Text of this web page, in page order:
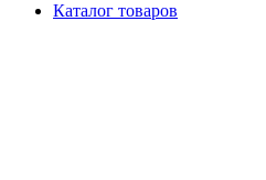
Каталог товаров